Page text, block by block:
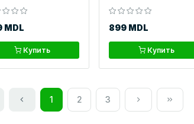
MDL
Купить
899 MDL
Купить
1 2 3